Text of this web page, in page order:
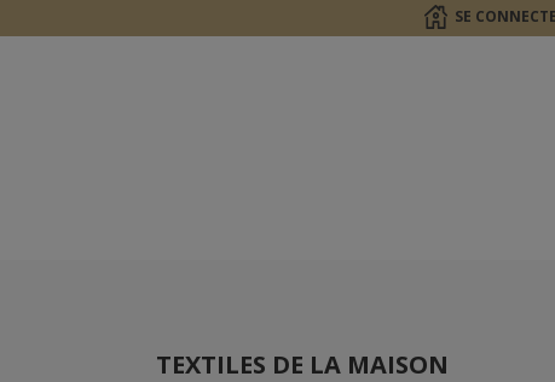
SE
TEXTILES DE LA MAISON